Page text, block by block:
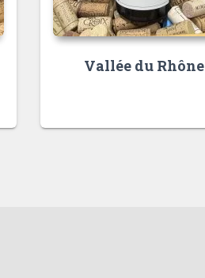
Vallée du Rhône